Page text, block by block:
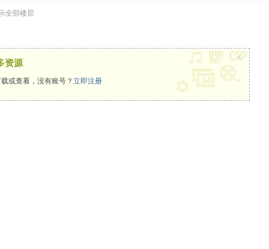
全部楼层
资源
或查看，没有账号？ 立即注册
x